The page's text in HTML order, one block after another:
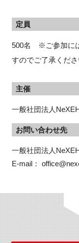
定員
500名 ※ご参加に
すのでご了承くださ
主催
一般社団法人
お問い合わせ先
一般社団法人
E-mail：